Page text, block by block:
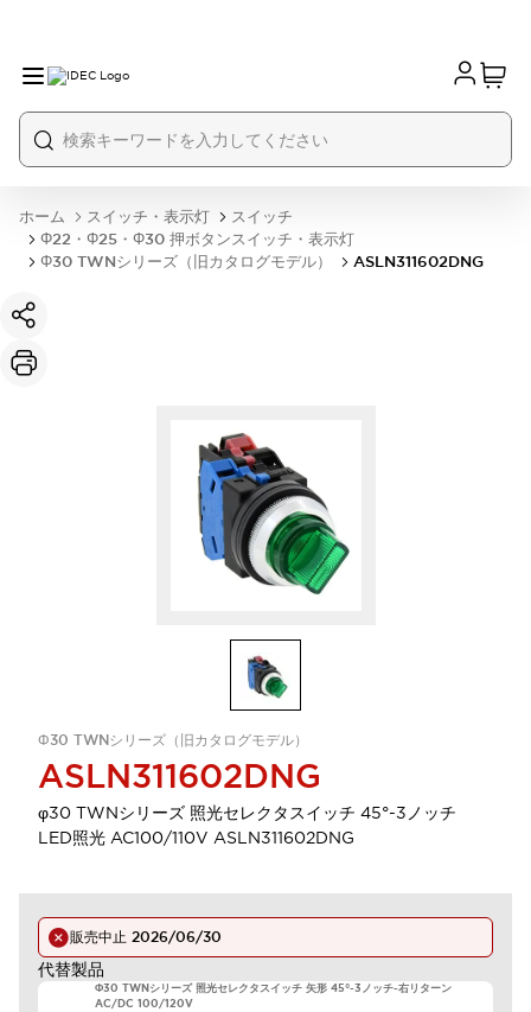
ホーム スイッチ・表示灯
スイッチ
Φ22・Φ25・Φ30 押ボタンスイッチ・表示灯
Φ30 TWNシリーズ（旧カタログモデル）
ASLN311602DNG
Φ30 TWNシリーズ（旧カタログモデル）
ASLN311602DNG
φ30 TWNシリーズ 照光セレクタスイッチ 45°-3ノッチ
LED照光 AC100/110V ASLN311602DNG
販売中止 2026/06/30
代替製品
Φ30 TWNシリーズ 照光セレクタスイッチ 矢形 45°-3ノッチ-右リターン
AC/DC 100/120V